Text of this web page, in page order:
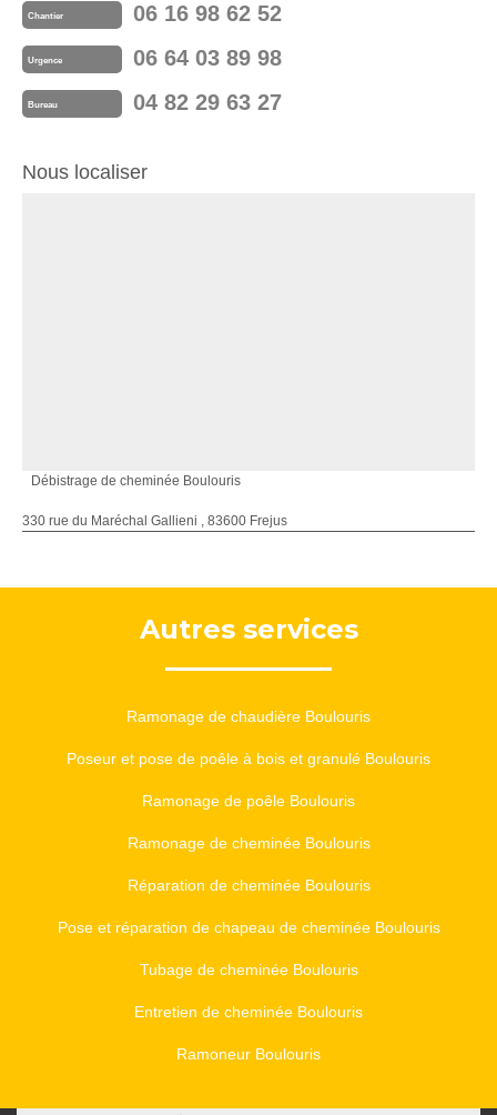
Chantier 06 16 98 62 52
Urgence 06 64 03 89 98
Bureau 04 82 29 63 27
Nous localiser
Débistrage de cheminée Boulouris
330 rue du Maréchal Gallieni , 83600 Frejus
Autres services
Ramonage de chaudière Boulouris
Poseur et pose de poêle à bois et granulé Boulouris
Ramonage de poêle Boulouris
Ramonage de cheminée Boulouris
Réparation de cheminée Boulouris
Pose et réparation de chapeau de cheminée Boulouris
Tubage de cheminée Boulouris
Entretien de cheminée Boulouris
Ramoneur Boulouris